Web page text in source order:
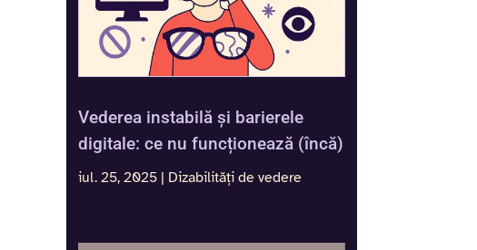
Vederea instabilă și barierele
digitale: ce nu funcționează (încă)
iul. 25, 2025 | Dizabilități de vedere